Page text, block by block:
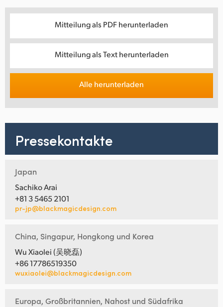
Mitteilung als PDF herunterladen
Mitteilung als Text herunterladen
Alle herunterladen
Pressekontakte
Japan
Sachiko Arai
+81 3 5465 2101
pr-jp@blackmagicdesign.com
China, Singapur, Hongkong und Korea
Wu Xiaolei (吴晓磊)
+86 17786519350
wuxiaolei@blackmagicdesign.com
Europa, Großbritannien, Nahost und Südafrika